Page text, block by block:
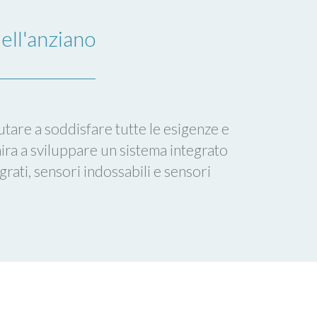
a soddisfare tutte le esigenze e
a sviluppare un sistema integrato
sensori indossabili e sensori